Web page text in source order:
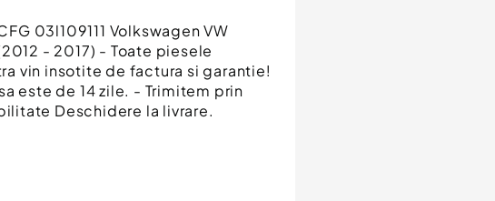
03l109111 Volkswagen VW
- 2017) - Toate piesele
vin insotite de factura si garantie!
este de 14 zile. - Trimitem prin
Deschidere la livrare.